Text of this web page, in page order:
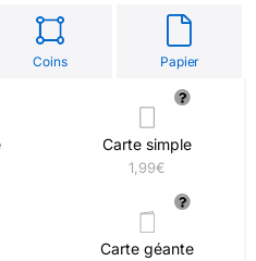
Coins Papier
Carte simple
1,99€
Carte géante